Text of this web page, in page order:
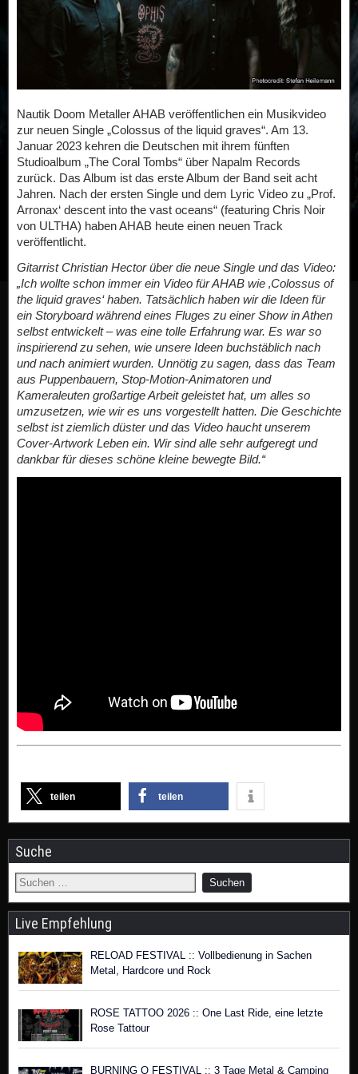
Nautik Doom Metaller AHAB veröffentlichen ein Musikvideo
zur neuen Single „Colossus of the liquid graves“. Am 13.
Januar 2023 kehren die Deutschen mit ihrem fünften
Studioalbum „The Coral Tombs“ über Napalm Records
zurück. Das Album ist das erste Album der Band seit acht
Jahren. Nach der ersten Single und dem Lyric Video zu „Prof.
Arronax‘ descent into the vast oceans“ (featuring Chris Noir
von ULTHA) haben AHAB heute einen neuen Track
veröffentlicht.
Gitarrist Christian Hector über die neue Single und das Video:
„Ich wollte schon immer ein Video für AHAB wie ‚Colossus of
the liquid graves‘ haben. Tatsächlich haben wir die Ideen für
ein Storyboard während eines Fluges zu einer Show in Athen
selbst entwickelt – was eine tolle Erfahrung war. Es war so
inspirierend zu sehen, wie unsere Ideen buchstäblich nach
und nach animiert wurden. Unnötig zu sagen, dass das Team
aus Puppenbauern, Stop-Motion-Animatoren und
Kameraleuten großartige Arbeit geleistet hat, um alles so
umzusetzen, wie wir es uns vorgestellt hatten. Die Geschichte
selbst ist ziemlich düster und das Video haucht unserem
Cover-Artwork Leben ein. Wir sind alle sehr aufgeregt und
dankbar für dieses schöne kleine bewegte Bild.“
teilen teilen
Suche
Live Empfehlung
RELOAD FESTIVAL :: Vollbedienung in Sachen
Metal, Hardcore und Rock
ROSE TATTOO 2026 :: One Last Ride, eine letzte
Rose Tattour
BURNING Q FESTIVAL :: 3 Tage Metal & Camping